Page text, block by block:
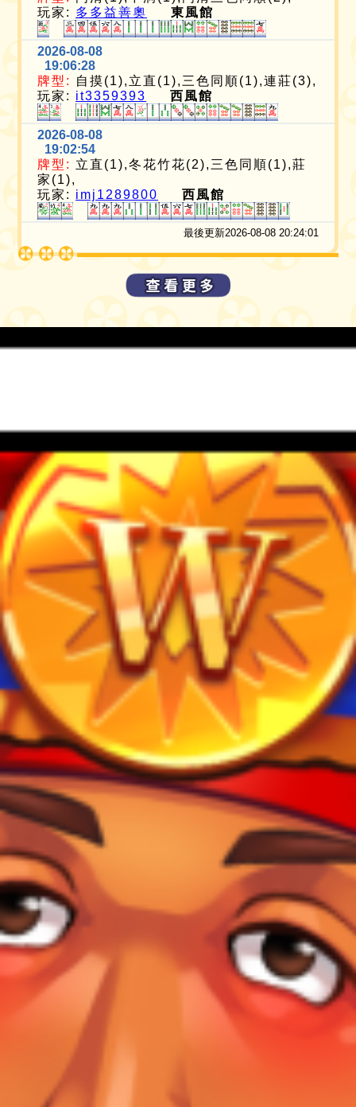
玩家: 多多益善奧 東風館
2026-08-08
19:06:28
牌型:
自摸(1),立直(1),三色同順(1),連莊(3),
玩家: it3359393 西風館
2026-08-08
19:02:54
牌型: 立直(1),冬花竹花(2),三色同順(1),莊
家(1),
玩家: imj1289800 西風館
最後更新2026-08-08 20:24:01